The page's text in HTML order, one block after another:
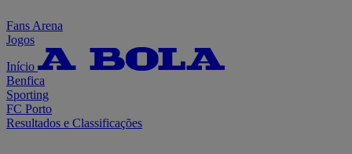
Fans Arena
Jogos
Início
Benfica
Sporting
FC Porto
Resultados e Classificações